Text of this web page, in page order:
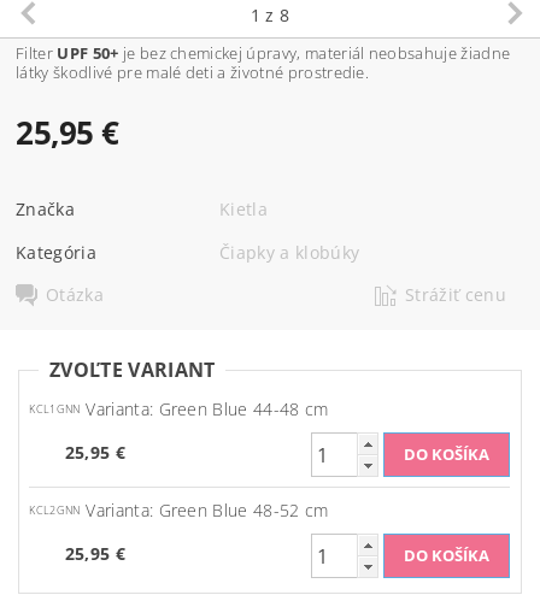
1 z 8
Filter UPF 50+ je bez chemickej úpravy, materiál neobsahuje žiadne
látky škodlivé pre malé deti a životné prostredie.
25,95 €
Značka
Kietla
Kategória
Čiapky a klobúky
Otázka
Strážiť cenu
ZVOĽTE VARIANT
KCL1GNN Varianta: Green Blue 44-48 cm
25,95 €
KCL2GNN Varianta: Green Blue 48-52 cm
25,95 €